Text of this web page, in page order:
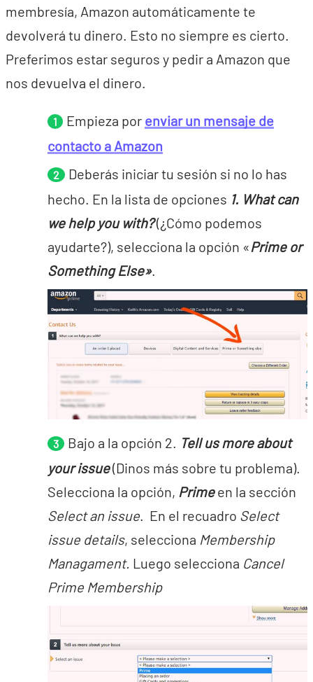
membresía, Amazon automáticamente te
devolverá tu dinero. Esto no siempre es cierto.
Preferimos estar seguros y pedir a Amazon que
nos devuelva el dinero.
Empieza por enviar un mensaje de
contacto a Amazon
Deberás iniciar tu sesión si no lo has
hecho. En la lista de opciones 1. What can
we help you with?(¿Cómo podemos
ayudarte?), selecciona la opción «Prime or
Something Else».
Bajo a la opción 2. Tell us more about
your issue(Dinos más sobre tu problema).
Selecciona la opción, Primeen la sección
Select an issue. En el recuadro Select
issue details, selecciona Membership
Managament. Luego selecciona Cancel
Prime Membership